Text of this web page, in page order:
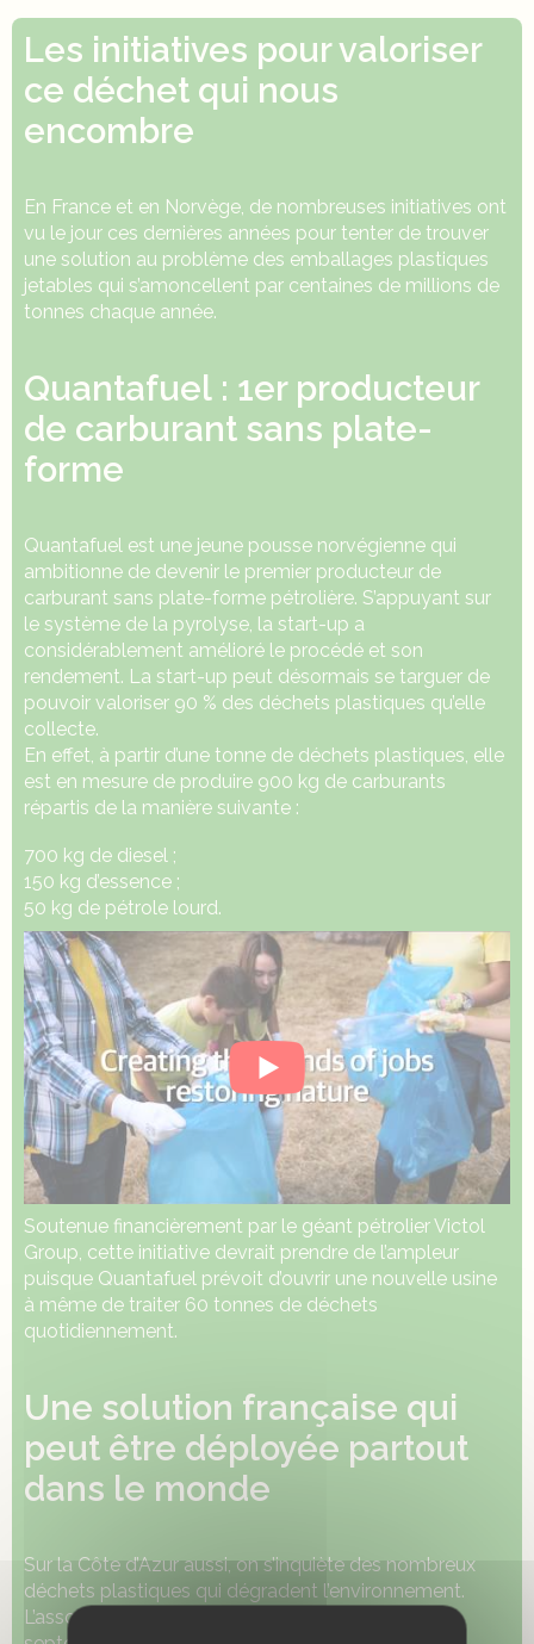
Les initiatives pour valoriser
ce déchet qui nous
encombre
En France et en Norvège, de nombreuses initiatives ont
vu le jour ces dernières années pour tenter de trouver
une solution au problème des emballages plastiques
jetables qui s’amoncellent par centaines de millions de
tonnes chaque année.
Quantafuel : 1er producteur
de carburant sans plate-
forme
Quantafuel est une jeune pousse norvégienne qui
ambitionne de devenir le premier producteur de
carburant sans plate-forme pétrolière. S’appuyant sur
le système de la pyrolyse, la start-up a
considérablement amélioré le procédé et son
rendement. La start-up peut désormais se targuer de
pouvoir valoriser 90 % des déchets plastiques qu’elle
collecte.
En effet, à partir d’une tonne de déchets plastiques, elle
est en mesure de produire 900 kg de carburants
répartis de la manière suivante :
700 kg de diesel ;
150 kg d’essence ;
50 kg de pétrole lourd.
Soutenue financièrement par le géant pétrolier Victol
Group, cette initiative devrait prendre de l’ampleur
puisque Quantafuel prévoit d’ouvrir une nouvelle usine
à même de traiter 60 tonnes de déchets
quotidiennement.
Une solution française qui
peut être déployée partout
dans le monde
Sur la Côte d’Azur aussi, on s’inquiète des nombreux
déchets plastiques qui dégradent l’environnement.
L’association